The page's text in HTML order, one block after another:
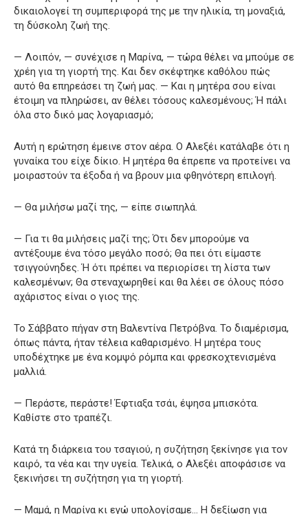
δικαιολογεί τη συμπεριφορά της με την ηλικία, τη μοναξιά,
τη δύσκολη ζωή της.
— Λοιπόν, — συνέχισε η Μαρίνα, — τώρα θέλει να μπούμε σε
χρέη για τη γιορτή της. Και δεν σκέφτηκε καθόλου πώς
αυτό θα επηρεάσει τη ζωή μας. — Και η μητέρα σου είναι
έτοιμη να πληρώσει, αν θέλει τόσους καλεσμένους; Ή πάλι
όλα στο δικό μας λογαριασμό;
Αυτή η ερώτηση έμεινε στον αέρα. Ο Αλεξέι κατάλαβε ότι η
γυναίκα του είχε δίκιο. Η μητέρα θα έπρεπε να προτείνει να
μοιραστούν τα έξοδα ή να βρουν μια φθηνότερη επιλογή.
— Θα μιλήσω μαζί της, — είπε σιωπηλά.
— Για τι θα μιλήσεις μαζί της; Ότι δεν μπορούμε να
αντέξουμε ένα τόσο μεγάλο ποσό; Θα πει ότι είμαστε
τσιγγούνηδες. Ή ότι πρέπει να περιορίσει τη λίστα των
καλεσμένων; Θα στεναχωρηθεί και θα λέει σε όλους πόσο
αχάριστος είναι ο γιος της.
Το Σάββατο πήγαν στη Βαλεντίνα Πετρόβνα. Το διαμέρισμα,
όπως πάντα, ήταν τέλεια καθαρισμένο. Η μητέρα τους
υποδέχτηκε με ένα κομψό ρόμπα και φρεσκοχτενισμένα
μαλλιά.
— Περάστε, περάστε! Έφτιαξα τσάι, έψησα μπισκότα.
Καθίστε στο τραπέζι.
Κατά τη διάρκεια του τσαγιού, η συζήτηση ξεκίνησε για τον
καιρό, τα νέα και την υγεία. Τελικά, ο Αλεξέι αποφάσισε να
ξεκινήσει τη συζήτηση για τη γιορτή.
— Μαμά, η Μαρίνα κι εγώ υπολογίσαμε… Η δεξίωση για